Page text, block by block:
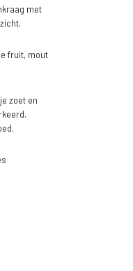
met
fruit, mout
zoet en